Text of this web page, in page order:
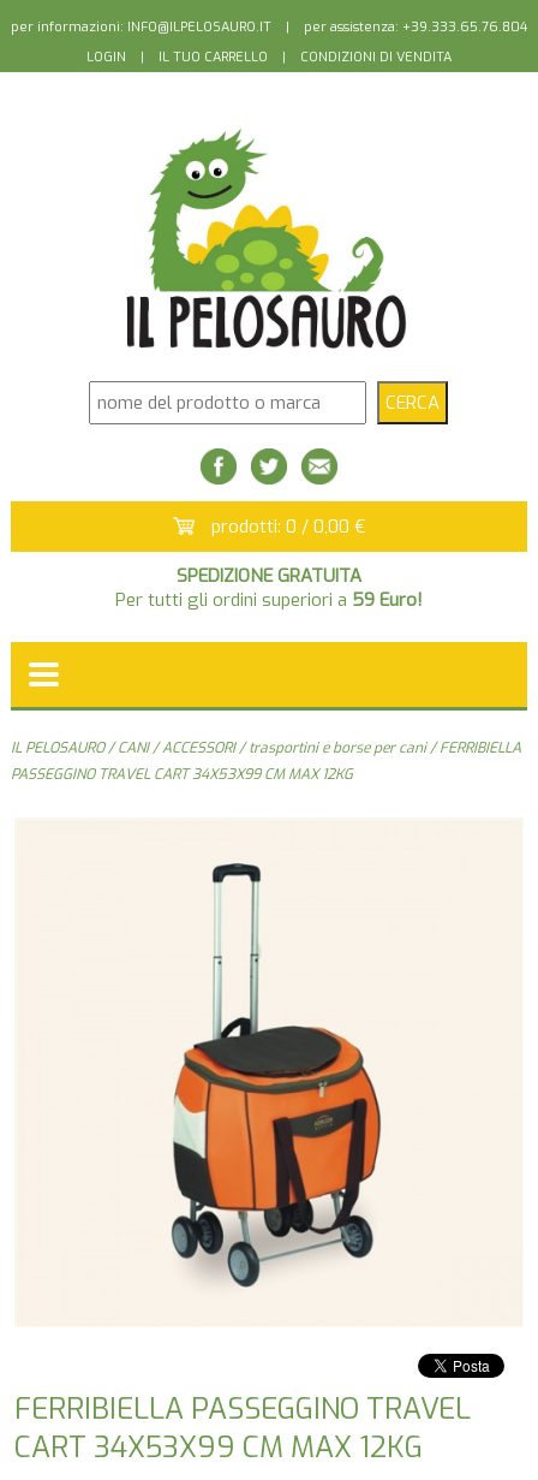
per informazioni: INFO@ILPELOSAURO.IT | per assistenza: +39.333.65.76.804
LOGIN | IL TUO CARRELLO | CONDIZIONI DI VENDITA
prodotti: 0 / 0,00 €
SPEDIZIONE GRATUITA
Per tutti gli ordini superiori a 59 Euro!
IL PELOSAURO/CANI/ACCESSORI/trasportini e borse per cani/ FERRIBIELLA
PASSEGGINO TRAVEL CART 34X53X99 CM MAX 12KG
FERRIBIELLA PASSEGGINO TRAVEL
CART 34X53X99 CM MAX 12KG